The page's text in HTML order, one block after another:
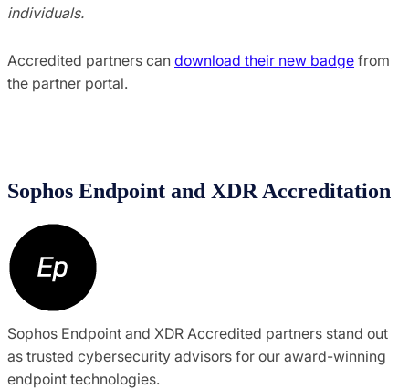
individuals.
Accredited partners can download their new badge from
the partner portal.
Sophos Endpoint and XDR Accreditation
Sophos Endpoint and XDR Accredited partners stand out
as trusted cybersecurity advisors for our award-winning
endpoint technologies.